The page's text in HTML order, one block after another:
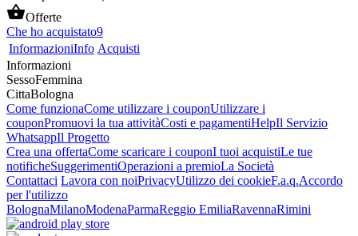
Offerte
Che ho acquistato9
InformazioniInfo Acquisti
Informazioni
SessoFemmina
CittaBologna
Come funzionaCome utilizzare i couponUtilizzare i
couponPromuovi la tua attivitàCosti e pagamentiHelpIl Servizio
WhatsappIl Progetto
Crea una offertaCome scaricare i couponI tuoi acquistiLe tue
notificheSuggerimentiOperazioni a premioLa Società
Contattaci Lavora con noiPrivacyUtilizzo dei cookieF.a.q.Accordo
per l'utilizzo
BolognaMilanoModenaParmaReggio EmiliaRavennaRimini